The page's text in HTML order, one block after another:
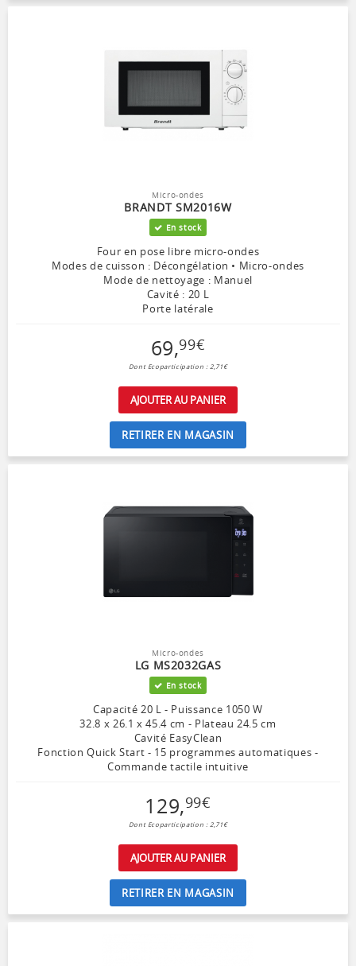
Micro-ondes
BRANDT SM2016W
En stock
Four en pose libre micro-ondes
Modes de cuisson : Décongélation • Micro-ondes
Mode de nettoyage : Manuel
Cavité : 20 L
Porte latérale
69,99€
Dont Ecoparticipation : 2,71€
AJOUTER AU PANIER
RETIRER EN MAGASIN
Micro-ondes
LG MS2032GAS
En stock
Capacité 20 L - Puissance 1050 W
32.8 x 26.1 x 45.4 cm - Plateau 24.5 cm
Cavité EasyClean
Fonction Quick Start - 15 programmes automatiques -
Commande tactile intuitive
129,99€
Dont Ecoparticipation : 2,71€
AJOUTER AU PANIER
RETIRER EN MAGASIN